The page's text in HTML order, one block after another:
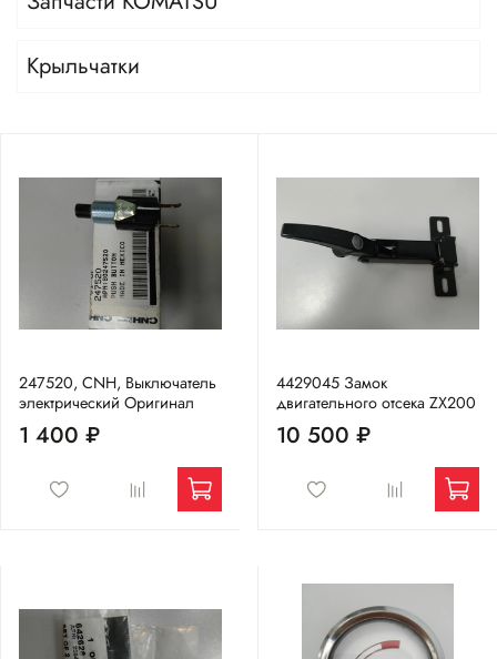
Крыльчатки
247520, CNH, Выключатель
электрический Оригинал
1 400 ₽
4429045 Замок
двигательного отсека ZX200
10 500 ₽